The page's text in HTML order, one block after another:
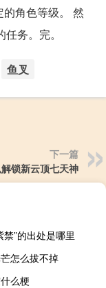
角色等级。 然
务。完。
鱼叉
下一篇
锁新云顶七天神
禁”的出处是哪里
怎么拔不掉
么梗